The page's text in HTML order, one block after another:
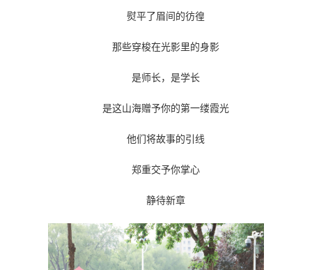
熨平了眉间的彷徨
那些穿梭在光影里的身影
是师长，是学长
是这山海赠予你的第一缕霞光
他们将故事的引线
郑重交予你掌心
静待新章